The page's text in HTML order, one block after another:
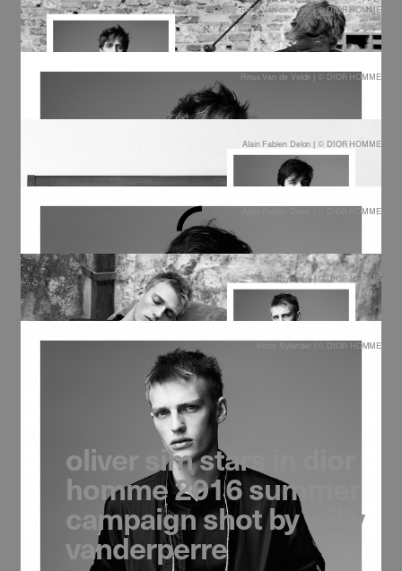
Rinus Van de Velde | © DIOR HOMME
Rinus Van de Velde | © DIOR HOMME
Alain Fabien Delon | © DIOR HOMME
Alain Fabien Delon | © DIOR HOMME
Victor Nylander | © DIOR HOMME
Victor Nylander | © DIOR HOMME
oliver sim stars in dior
homme 2016 summer
campaign shot by willy
vanderperre